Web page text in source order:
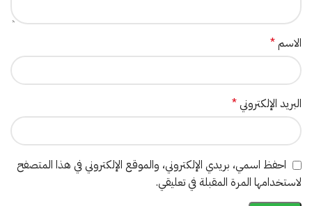
الاسم*
البريد الإلكتروني*
احفظ اسمي، بريدي الإلكتروني، والموقع الإلكتروني في هذا المتصفح
لاستخدامها المرة المقبلة في تعليقي.